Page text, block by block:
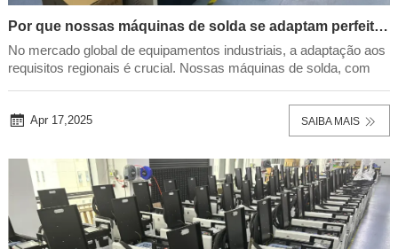
Por que nossas máquinas de solda se adaptam perfeitamente ao mercado americano? Soluções localizadas para uma produção eficiente!
No mercado global de equipamentos industriais, a adaptação aos
requisitos regionais é crucial. Nossas máquinas de solda, com
eficiente, tornaram-se a escolha ideal para clientes nas Américas.
Este artigo detalha como ...
Apr 17,2025 SAIBA MAIS